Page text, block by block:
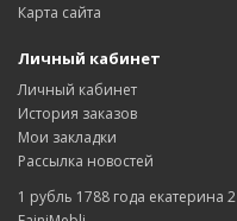
Карта сайта
Личный кабинет
Личный кабинет
История заказов
Мои закладки
Рассылка новостей
1 рубль 1788 года екатерина 2